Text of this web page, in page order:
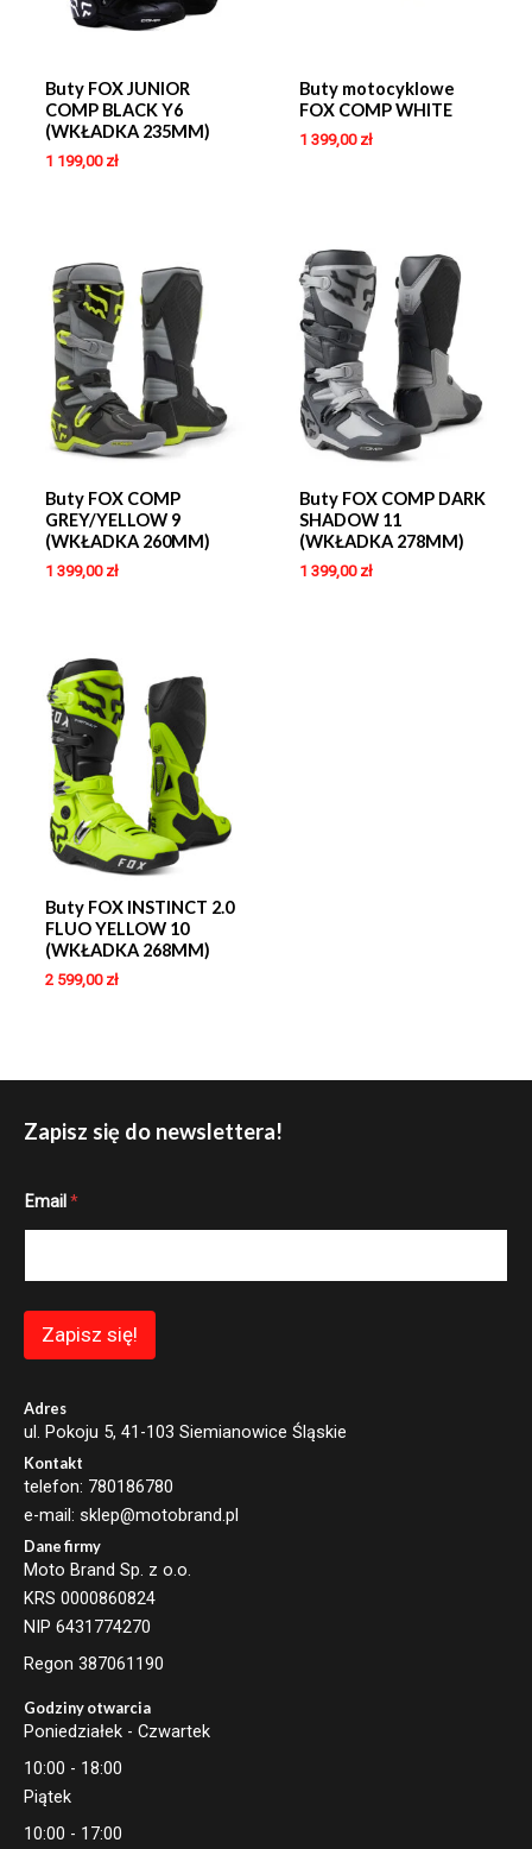
Buty FOX JUNIOR
COMP BLACK Y6
(WKŁADKA 235MM)
1 199,00 zł
Buty motocyklowe
FOX COMP WHITE
1 399,00 zł
Buty FOX COMP
GREY/YELLOW 9
(WKŁADKA 260MM)
1 399,00 zł
Buty FOX COMP DARK
SHADOW 11
(WKŁADKA 278MM)
1 399,00 zł
Buty FOX INSTINCT 2.0
FLUO YELLOW 10
(WKŁADKA 268MM)
2 599,00 zł
Zapisz się do newslettera!
m
E
l
m
a
l
Email *
Zapisz się!
Adres
ul. Pokoju 5, 41-103 Siemianowice Śląskie
Kontakt
telefon: 780186780
e-mail: sklep@motobrand.pl
Dane firmy
Moto Brand Sp. z o.o.
KRS 0000860824
NIP 6431774270
Regon 387061190
Godziny otwarcia
Poniedziałek - Czwartek
10:00 - 18:00
Piątek
10:00 - 17:00